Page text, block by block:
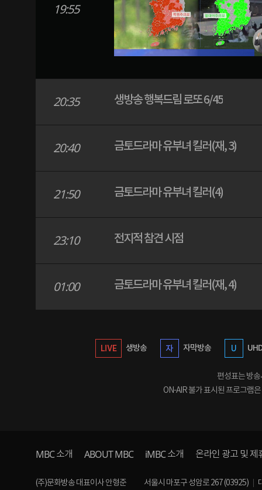
19:55
20:35 생방송 행복드림 로또 6/45
20:40 금토드라마 유부녀 킬러(재, 3)
21:50 금토드라마 유부녀 킬러(4)
23:10 전지적 참견 시점
01:00 금토드라마 유부녀 킬러(재, 4)
생방송 자막방송
편성표는 방송
ON-AIR 불가 표시된 프로그램
MBC소개 ABOUT MBC iMBC소개 온라인 광고 및 제
(주)문화방송 대표이사 안형준 서울시 마포구 성암로 267 (03925)